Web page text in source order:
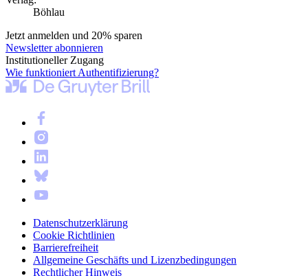
Böhlau
Jetzt anmelden und 20% sparen
Newsletter abonnieren
Institutioneller Zugang
Wie funktioniert Authentifizierung?
Datenschutzerklärung
Cookie Richtlinien
Barrierefreiheit
Allgemeine Geschäfts und Lizenzbedingungen
Rechtlicher Hinweis